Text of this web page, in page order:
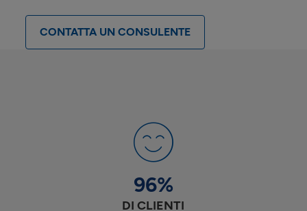
CONTATTA UN CONSULENTE
96%
DI CLIENTI